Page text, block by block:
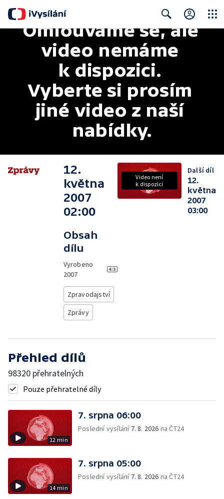
Search
Omlouváme se, ale
video nemáme
k dispozici.
Vyberte si prosím
jiné video z naší
nabídky.
12.
května
2007
02:00
Obsah
dílu
Vyrobeno
2007
Zpravodajství
Zprávy
Video není
k dispozici
Další díl
12.
května
2007
03:00
Přehled dílů
98320 přehratelných
Pouze přehratelné díly
12 min
7. srpna 06:00
Poslední vysílání 7. 8. 2026 na ČT24
14 min
7. srpna 05:00
Poslední vysílání 7. 8. 2026 na ČT24